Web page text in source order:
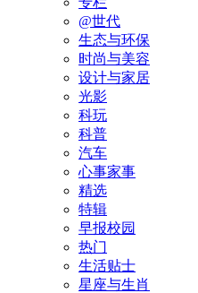
@世代
生态与环保
时尚与美容
设计与家居
光影
科玩
科普
汽车
心事家事
精选
特辑
早报校园
热门
生活贴士
星座与生肖